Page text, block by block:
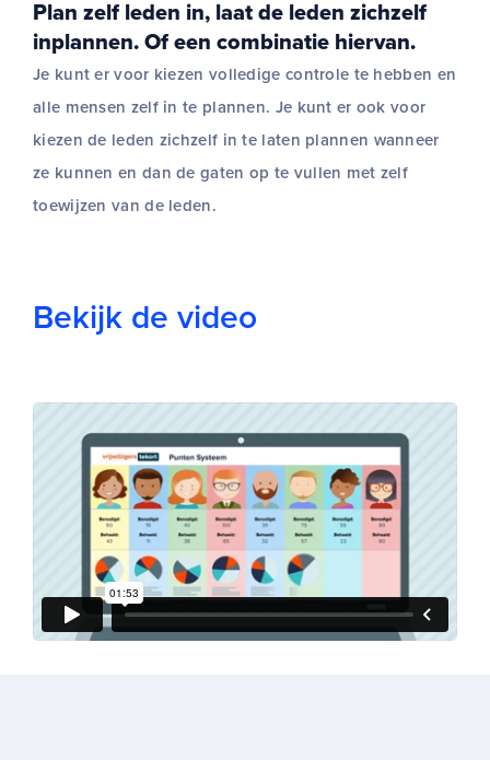
Plan zelf leden in, laat de leden zichzelf
inplannen. Of een combinatie hiervan.
Je kunt er voor kiezen volledige controle te hebben en
alle mensen zelf in te plannen. Je kunt er ook voor
kiezen de leden zichzelf in te laten plannen wanneer
ze kunnen en dan de gaten op te vullen met zelf
toewijzen van de leden.
Bekijk de video